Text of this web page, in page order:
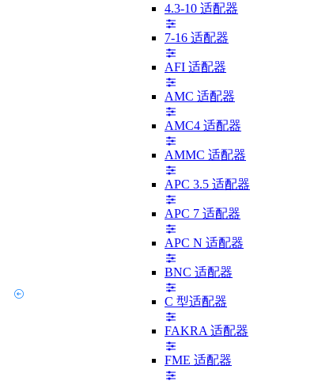
4.3-10 适配器
7-16 适配器
AFI 适配器
AMC 适配器
AMC4 适配器
AMMC 适配器
APC 3.5 适配器
APC 7 适配器
APC N 适配器
BNC 适配器
C 型适配器
FAKRA 适配器
FME 适配器